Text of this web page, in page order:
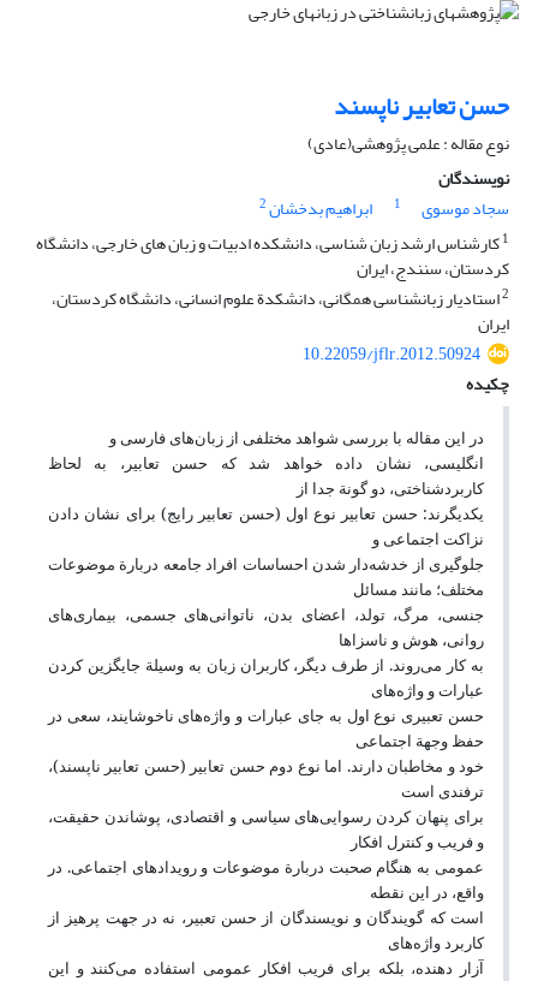
حسن تعابیر ناپسند
نوع مقاله : علمی پژوهشی(عادی)
نویسندگان
سجاد موسوی
1 ابراهیم بدخشان2
1کارشناس ارشد زبان شناسی، دانشکده ادبیات و زبان های خارجی، دانشگاه
کردستان، سنندج، ایران
2استادیار زبانشناسی همگانی، دانشکدة علوم انسانی، دانشگاه کردستان،
ایران
10.22059/jflr.2012.50924
چکیده
در این مقاله با بررسی شواهد مختلفی از زبان‌های فارسی و
انگلیسی، نشان داده خواهد شد که حسن تعابیر، به لحاظ
کاربردشناختی، دو گونة جدا از
یکدیگرند: حسن تعابیر نوع اول (حسن تعابیر رایج) برای نشان دادن
نزاکت اجتماعی و
جلوگیری از خدشه‌دار شدن احساسات افراد جامعه دربارة موضوعات
مختلف؛ مانند مسائل
جنسی، مرگ، تولد، اعضای بدن، ناتوانی‌های جسمی، بیماری‌های
روانی، هوش و ناسزاها
به کار می‌روند. از طرف دیگر، کاربران زبان به وسیلة جایگزین کردن
عبارات و واژه‌های
حسن تعبیری نوع اول به جای عبارات و واژه‌های ناخوشایند، سعی در
حفظ وجهة اجتماعی
خود و مخاطبان دارند. اما نوع دوم حسن تعابیر (حسن تعابیر ناپسند)،
ترفندی است
برای پنهان کردن رسوایی‌های سیاسی و اقتصادی، پوشاندن حقیقت،
و فریب و کنترل افکار
عمومی به هنگام صحبت دربارة موضوعات و رویدادهای اجتماعی. در
واقع، در این نقطه
است که گویندگان و نویسندگان از حسن تعبیر، نه در جهت پرهیز از
کاربرد واژه‌های
آزار دهنده، بلکه برای فریب افکار عمومی استفاده می‌کنند و این